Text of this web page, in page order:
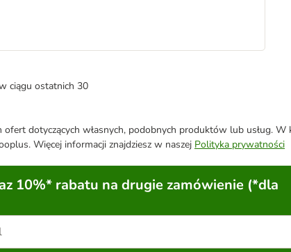
ciągu ostatnich 30
dotyczących własnych, podobnych produktów lub usług. W
Więcej informacji znajdziesz w naszej Polityka prywatności
10%* rabatu na drugie zamówienie (*dla